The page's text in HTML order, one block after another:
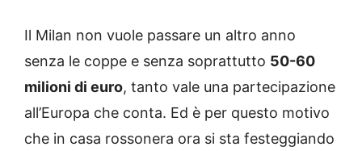
Il Milan non vuole passare un altro anno
senza le coppe e senza soprattutto 50-60
milioni di euro, tanto vale una partecipazione
all’Europa che conta. Ed è per questo motivo
che in casa rossonera ora si sta festeggiando